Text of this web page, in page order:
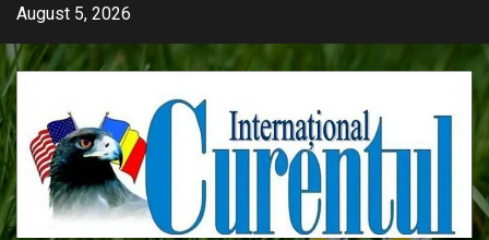
Skip
content
August 5, 2026